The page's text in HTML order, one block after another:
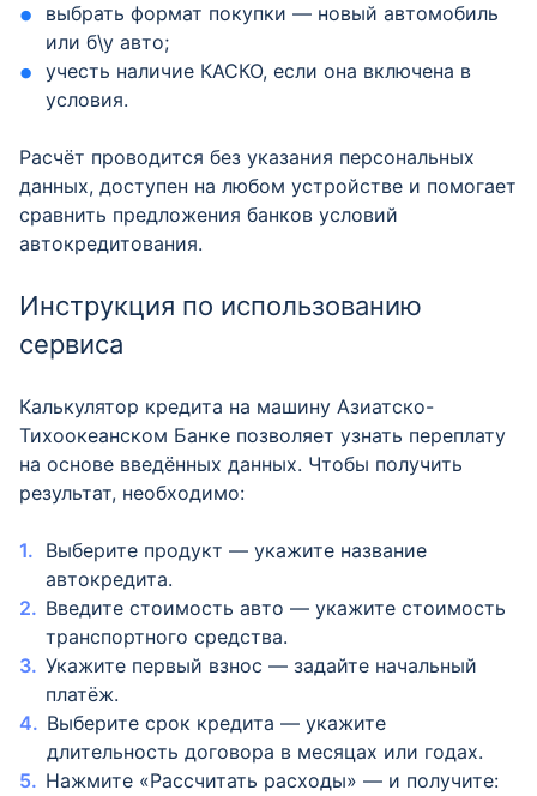
выбрать формат покупки — новый автомобиль
или б\у авто;
учесть наличие КАСКО, если она включена в
условия.
Расчёт проводится без указания персональных
данных, доступен на любом устройстве и помогает
сравнить предложения банков условий
автокредитования.
Инструкция по использованию
сервиса
Калькулятор кредита на машину Азиатско-
Тихоокеанском Банке позволяет узнать переплату
на основе введённых данных. Чтобы получить
результат, необходимо:
Выберите продукт — укажите название
автокредита.
Введите стоимость авто — укажите стоимость
транспортного средства.
Укажите первый взнос — задайте начальный
платёж.
Выберите срок кредита — укажите
длительность договора в месяцах или годах.
Нажмите «Рассчитать расходы» — и получите: